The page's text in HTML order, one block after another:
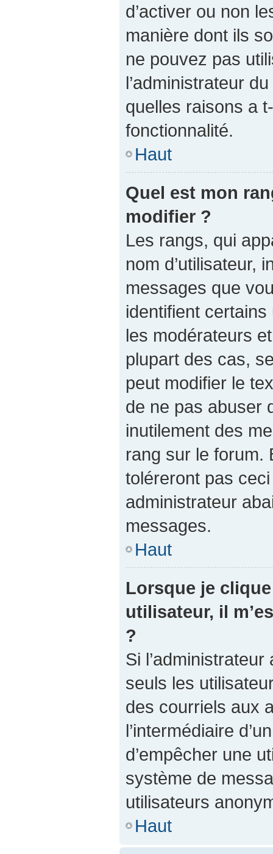
d’activer ou non
manière dont ils
ne pouvez pas
l’administrateur
quelles raisons a
fonctionnalité.
Haut
Quel est mon
modifier ?
Les rangs, qui
nom d’utilisateur,
messages que
identifient
les modérateurs
plupart des cas,
peut modifier le
de ne pas abuser
inutilement des
rang sur le forum.
toléreront pas
administrateur
messages.
Haut
Lorsque je
utilisateur, il
?
Si
seuls les
des courriels aux
l’intermédiaire
d’empêcher une
système de
utilisateurs
Haut